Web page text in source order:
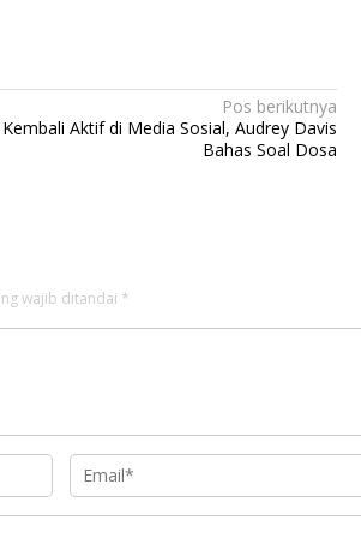
Pos berikutnya
Kembali Aktif di Media Sosial, Audrey Davis
Bahas Soal Dosa
wajib ditandai *